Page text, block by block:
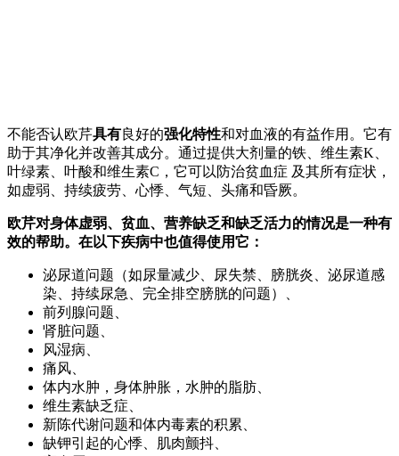
不能否认欧芹具有良好的强化特性和对血液的有益作用。它有
助于其净化并改善其成分。通过提供大剂量的铁、维生素K、
叶绿素、叶酸和维生素C，它可以防治贫血症 及其所有症状，
如虚弱、持续疲劳、心悸、气短、头痛和昏厥。
欧芹对身体虚弱、贫血、营养缺乏和缺乏活力的情况是一种有
效的帮助。在以下疾病中也值得使用它：
泌尿道问题（如尿量减少、尿失禁、膀胱炎、泌尿道感
染、持续尿急、完全排空膀胱的问题）、
前列腺问题、
肾脏问题、
风湿病、
痛风、
体内水肿，身体肿胀，水肿的脂肪、
维生素缺乏症、
新陈代谢问题和体内毒素的积累、
缺钾引起的心悸、肌肉颤抖、